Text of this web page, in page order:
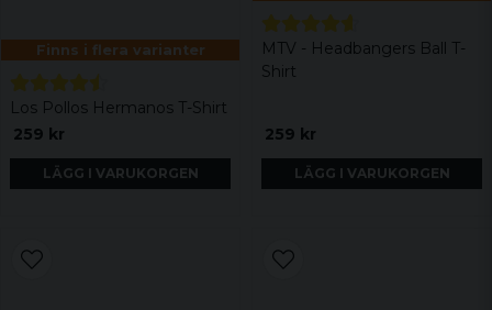
Finns i flera varianter
Los Pollos Hermanos T-Shirt
259 kr
LÄGG I VARUKORGEN
MTV - Headbangers Ball T-
Shirt
259 kr
LÄGG I VARUKORGEN